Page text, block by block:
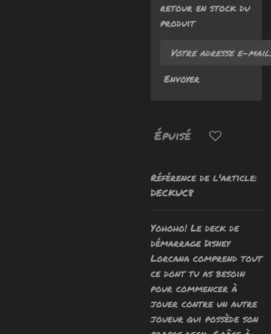
retour en stock du
produit
Envoyer
Épuisé
Référence de l'article:
DECKUC8
Yohoho! Le deck de
démarrage Disney
Lorcana comprend tout
ce dont tu as besoin
pour commencer à
jouer contre un autre
joueur qui possède son